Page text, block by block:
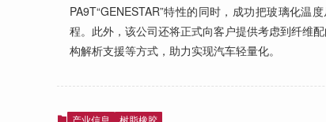
PA9T“GENESTAR”特性的同时，成功把玻璃化
程。此外，该公司还将正式向客户提供考虑到纤维
构解析支援等方式，助力实现汽车轻量化。
产业信息 树脂橡胶